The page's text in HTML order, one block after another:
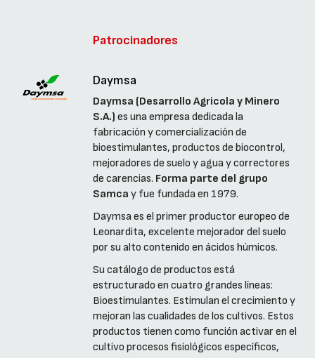
Patrocinadores
Daymsa
Daymsa (Desarrollo Agricola y Minero
S.A.) es una empresa dedicada la
fabricación y comercialización de
bioestimulantes, productos de biocontrol,
mejoradores de suelo y agua y correctores
de carencias. Forma parte del grupo
Samca y fue fundada en 1979.
Daymsa es el primer productor europeo de
Leonardita, excelente mejorador del suelo
por su alto contenido en ácidos húmicos.
Su catálogo de productos está
estructurado en cuatro grandes líneas:
Bioestimulantes. Estimulan el crecimiento y
mejoran las cualidades de los cultivos. Estos
productos tienen como función activar en el
cultivo procesos fisiológicos específicos,